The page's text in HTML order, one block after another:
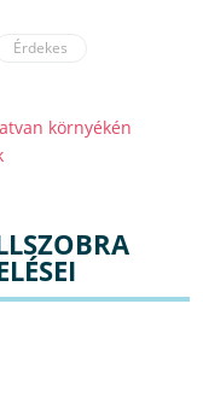
Érdekes
környékén